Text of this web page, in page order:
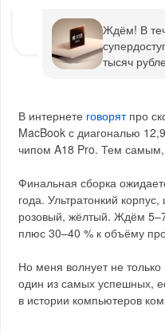
Ждём! В
тысяч
В интернете говорятпро
MacBook с диагональю
чипом A18 Pro. Тем самым,
Финальная сборка
года. Ультратонкий
розовый, жёлтый. Ждём
плюс 30–40 % к объёму
Но меня волнует не
один из самых успешных,
в истории компьютеров